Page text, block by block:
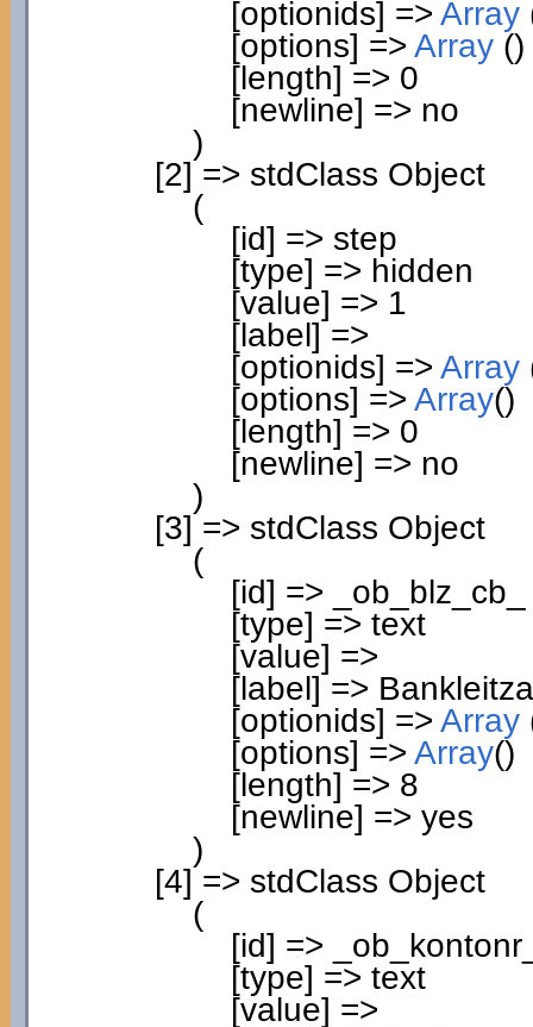
[optionids] => Array
[options] => Array ()
[length] => 0
[newline] => no
)
[2] => stdClass Object
(
[id] => step
[type] => hidden
[value] => 1
[label] =>
[optionids] => Array
[options] => Array()
[length] => 0
[newline] => no
)
[3] => stdClass Object
(
[id] => _ob_blz_cb_
[type] => text
[value] =>
[label] =>
[optionids] => Array
[options] => Array()
[length] => 8
[newline] => yes
)
[4] => stdClass Object
(
[id] =>
[type] => text
[value] =>